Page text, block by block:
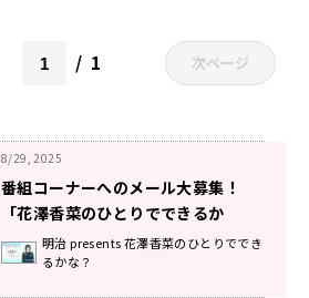
1 次ページ
8/29, 2025
番組コーナーへのメール大募集！
「花澤香菜のひとりでできるか
な？」明治 presents 花澤香菜のひとりででき
るかな？